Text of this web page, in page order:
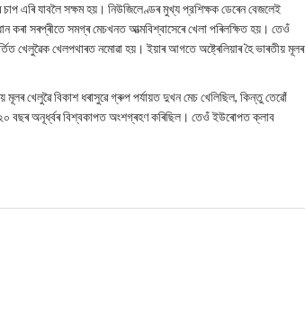
এৰি যাবলৈ সক্ষম হয়। নিউজিলেণ্ডৰ মুখ্য প্রশিক্ষক ডেৰেন বেজলেই
কৰা সৰপ্ৰীতে সমগ্ৰ মেচখনত আত্মবিশ্বাসেৰে খেলা পৰিলক্ষিত হয়। তেওঁ
খেলুৱৈক খেলপথাৰত নমোৱা হয়। ইয়াৰ আগতে অষ্ট্ৰেলিয়াৰ হৈ ভাৰতীয় মূলৰ
খেলুৱৈ বিকাশ ধৰাসুৱে গ্ৰুপ পর্যায়ত দুখন মেচ খেলিছিল, কিন্তু তেৱোঁ
বছৰ অনূর্ধ্বৰ বিশ্বকাপত অংশগ্ৰহণ কৰিছিল। তেওঁ ইউৰোপত ক্লাব